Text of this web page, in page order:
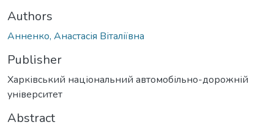
Authors
Анненко, Анастасія Віталіївна
Publisher
Харківський національний автомобільно-дорожній
університет
Abstract